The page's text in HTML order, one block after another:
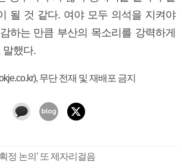
될 것 같다. 여야 모두 의석을 지켜야
하는 만큼 부산의 목소리를 강력하게
말했다.
무단 전재 및 재배포 금지
정 논의’ 또 제자리걸음